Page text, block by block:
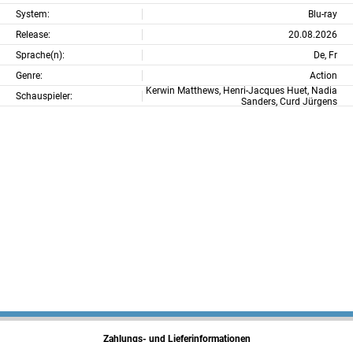
System:
Blu-ray
Release:
20.08.2026
Sprache(n):
De, Fr
Genre:
Action
Schauspieler:
Kerwin Matthews, Henri-Jacques Huet, Nadia
Sanders, Curd Jürgens
Zahlungs- und Lieferinformationen